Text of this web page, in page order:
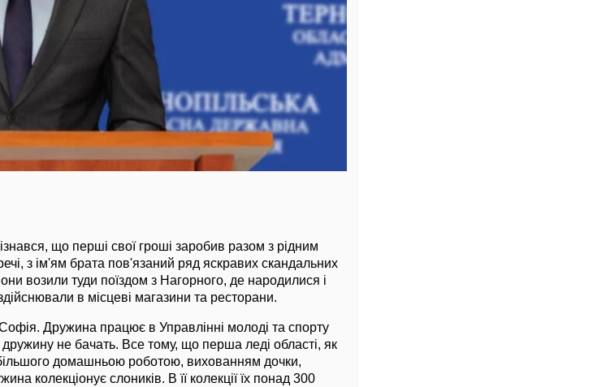
що перші свої гроші заробив разом з рідним
з ім'ям брата пов'язаний ряд яскравих скандальних
возили туди поїздом з Нагорного, де народилися і
в місцеві магазини та ресторани.
Дружина працює в Управлінні молоді та спорту
дружину не бачать. Все тому, що перша леді області, як
домашньою роботою, вихованням дочки,
колекціонує слоників. В її колекції їх понад 300